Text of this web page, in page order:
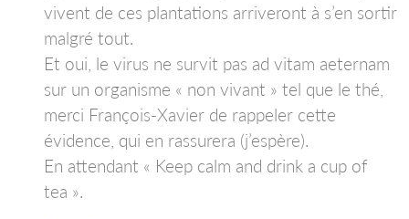
vivent de ces plantations arriveront à s’en sortir
malgré tout.
Et oui, le virus ne survit pas ad vitam aeternam
sur un organisme « non vivant » tel que le thé,
merci François-Xavier de rappeler cette
évidence, qui en rassurera (j’espère).
En attendant « Keep calm and drink a cup of
tea ».